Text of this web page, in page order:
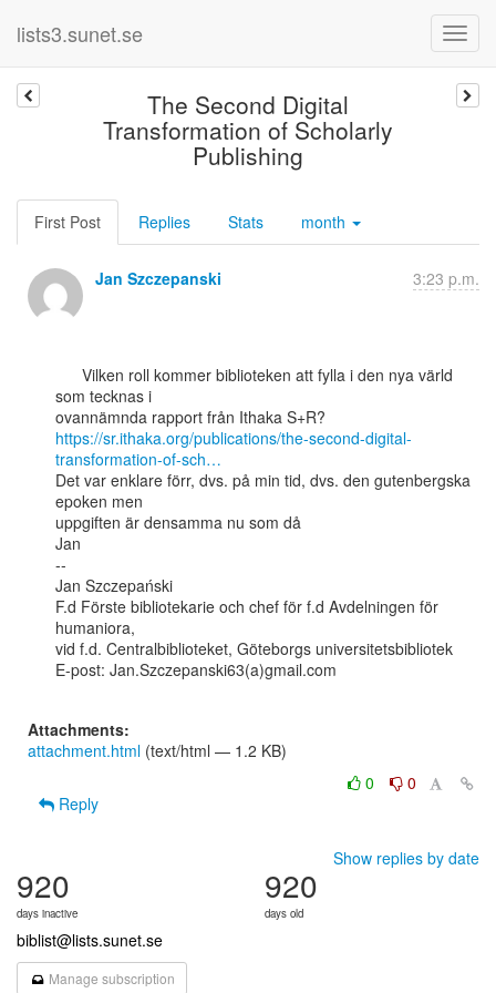
lists3.sunet.se
The Second Digital
Transformation of Scholarly
Publishing
First Post Replies Stats month
Jan Szczepanski 3:23 p.m.
som tecknas i
https://sr.ithaka.org/publications/the-second-digital-
transformation-of-sch…
Det var enklare förr, dvs. på min tid, dvs. den gutenbergska
epoken men
uppgiften är densamma nu som då
Jan
--
Jan Szczepański
F.d Förste bibliotekarie och chef för f.d Avdelningen för
humaniora,
vid f.d. Centralbiblioteket, Göteborgs universitetsbibliotek
E-post: Jan.Szczepanski63(a)gmail.com
Attachments:
attachment.html (text/html — 1.2 KB)
0
0
Reply
Show replies by date
920
days inactive
920
days old
biblist@lists.sunet.se
Manage subscription